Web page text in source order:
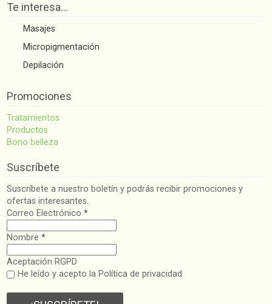
Te interesa…
Masajes
Micropigmentación
Depilación
Promociones
Tratamientos
Productos
Bono belleza
Suscríbete
Suscríbete a nuestro boletín y podrás recibir promociones y
ofertas interesantes.
Correo Electrónico*
Nombre*
Aceptación RGPD
He leído y acepto la Política de privacidad